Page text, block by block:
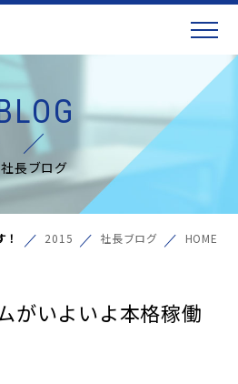
社長ブログ
HOME
社長ブログ
2015
がいよいよ本格稼働